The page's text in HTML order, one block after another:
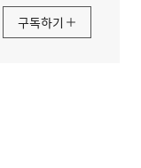
구독하기